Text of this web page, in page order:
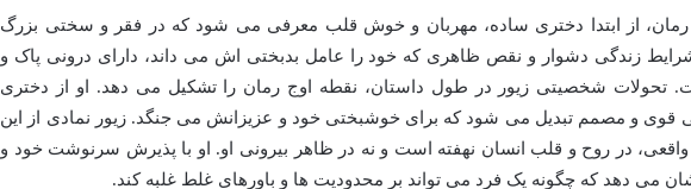
از ابتدا دختری ساده، مهربان و خوش قلب معرفی می شود که در فقر و سختی بزرگ
زندگی دشوار و نقص ظاهری که خود را عامل بدبختی اش می داند، دارای درونی پاک و
تحولات شخصیتی زیور در طول داستان، نقطه اوج رمان را تشکیل می دهد. او از دختری
قوی و مصمم تبدیل می شود که برای خوشبختی خود و عزیزانش می جنگد. زیور نمادی از این
در روح و قلب انسان نهفته است و نه در ظاهر بیرونی او. او با پذیرش سرنوشت خود و
می دهد که چگونه یک فرد می تواند بر محدودیت ها و باورهای غلط غلبه کند.